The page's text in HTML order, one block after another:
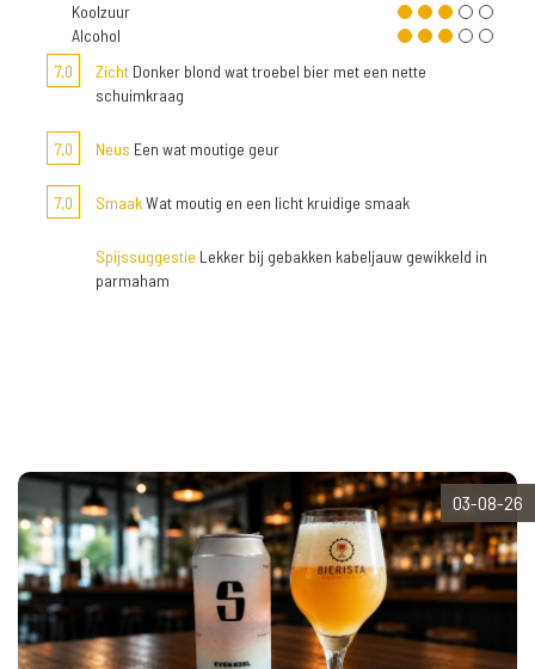
Koolzuur
Alcohol
7,0
Zicht Donker blond wat troebel bier met een nette
schuimkraag
7,0 Neus Een wat moutige geur
7,0 SmaakWat moutig en een licht kruidige smaak
Spijssuggestie Lekker bij gebakken kabeljauw gewikkeld in
parmaham
03-08-26